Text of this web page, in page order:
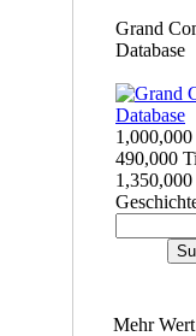
Grand
Database
490,000
1,350,000
Mehr Wert